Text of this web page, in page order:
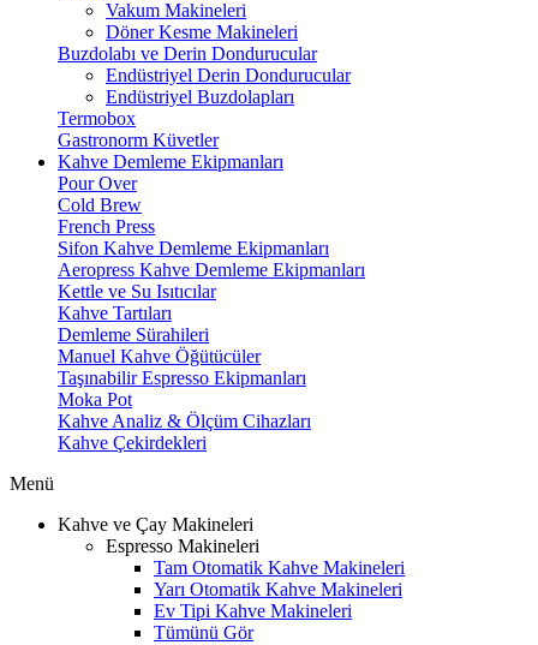
Vakum Makineleri
Döner Kesme Makineleri
Buzdolabı ve Derin Dondurucular
Endüstriyel Derin Dondurucular
Endüstriyel Buzdolapları
Termobox
Gastronorm Küvetler
Kahve Demleme Ekipmanları
Pour Over
Cold Brew
French Press
Sifon Kahve Demleme Ekipmanları
Aeropress Kahve Demleme Ekipmanları
Kettle ve Su Isıtıcılar
Kahve Tartıları
Demleme Sürahileri
Manuel Kahve Öğütücüler
Taşınabilir Espresso Ekipmanları
Moka Pot
Kahve Analiz & Ölçüm Cihazları
Kahve Çekirdekleri
Menü
Kahve ve Çay Makineleri
Espresso Makineleri
Tam Otomatik Kahve Makineleri
Yarı Otomatik Kahve Makineleri
Ev Tipi Kahve Makineleri
Tümünü Gör